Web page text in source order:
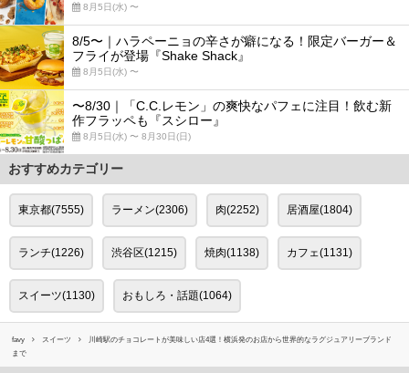
8月5日(水) 〜
8/5〜｜ハラペーニョの辛さが癖になる！限定バーガー＆
フライが登場『Shake Shack』
8月5日(水) 〜
〜8/30｜「C.C.レモン」の爽快なパフェに注目！飲む新
作フラッペも『スシロー』
8月5日(水) 〜 8月30日(日)
おすすめカテゴリー
東京都(7555) ラーメン(2306) 肉(2252) 居酒屋(1804)
ランチ(1226) 渋谷区(1215) 焼肉(1138) カフェ(1131)
スイーツ(1130) おもしろ・話題(1064)
favy スイーツ
川崎駅のチョコレートが美味しい店4選！横浜発のお店から世界的なラグジュアリーブランド
まで